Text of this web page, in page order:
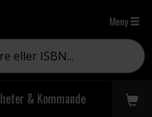
Meny
& Kommande